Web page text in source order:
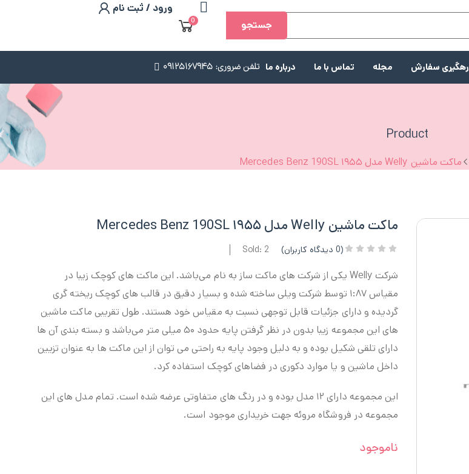
جستجو 0
ورود / ثبت نام
رهگیری سفارش مجله تماس با ما درباره ما تلفن ضروری: 09125167945
Product
ماکت ماشین Welly مدل ۱۹۵۵ Mercedes Benz 190SL
ماکت ماشین Welly مدل ۱۹۵۵ Mercedes Benz 190SL
(
0 دیدگاه کاربران) Sold: 2
شرکت Welly یکی از شرکت های ماکت ساز به نام می‌باشد. این ماکت های کوچک زیبا در
مقیاس ۱:۸۷ توسط شرکت ویلی ساخته شده و بسیار دقیق در قالب های کوچک ریخته گری
گردیده و دارای جزئیات قابل توجهی نسبت به مقیاس خود هستند. طول تقریبی ماکت ماشین
های این مجموعه زیبا بدون در نظر گرفتن پایه حدود ۵۰ میلی متر می‌باشد و بسته بندی آن ها
دارای تلقی شکیل بوده و به دلیل وجود پایه به راحتی می توان از این ماکت ها به عنوان تزیین
داخل ماشین و یا موارد دکوری در فضاهای کوچک استفاده کرد.
این مجموعه دارای ۱۲ مدل بوده و در رنگ های متفاوتی عرضه شده است. تمام مدل های این
مجموعه در فروشگاه مروئه جهت خریداری موجود است.
ناموجود